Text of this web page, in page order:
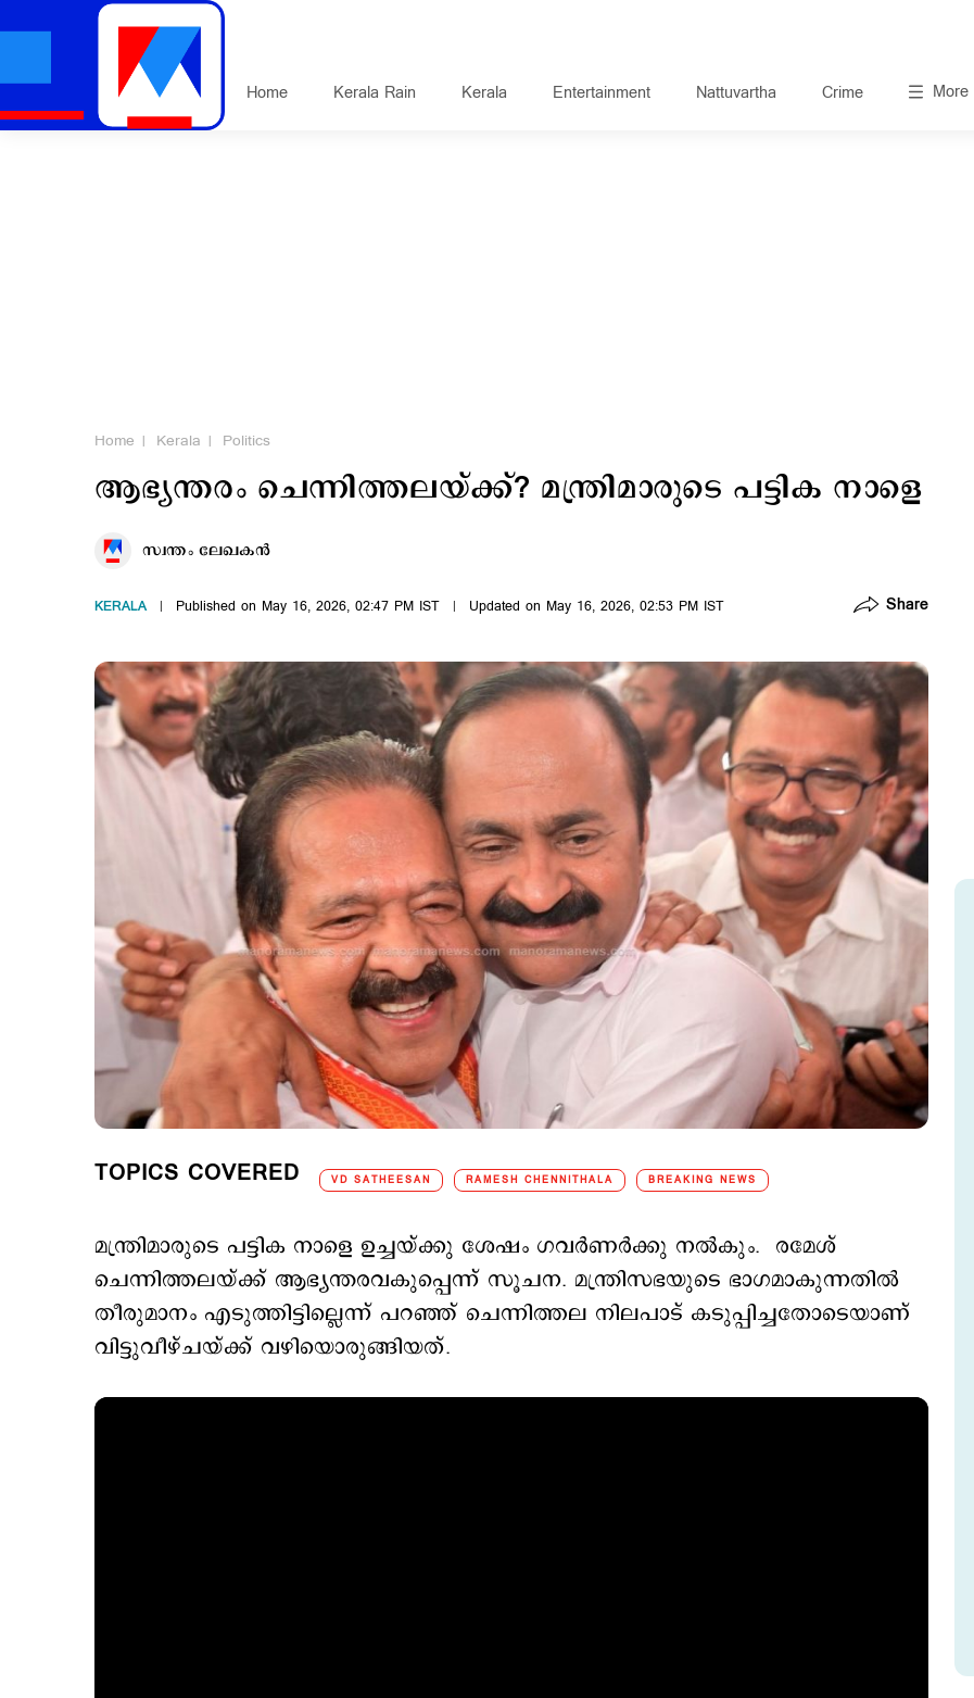
Home Kerala Rain Kerala Entertainment Nattuvartha Crime More
Home Kerala Politics
ആഭ്യന്തരം ചെന്നിത്തലയ്ക്ക്? മന്ത്രിമാരുടെ പട്ടിക നാളെ
സ്വന്തം ലേഖകൻ
KERALA Published on May 16, 2026, 02:47 PM IST Updated on May 16, 2026, 02:53 PM IST Share
TOPICS COVERED VD SATHEESAN RAMESH CHENNITHALA BREAKING NEWS
മന്ത്രിമാരുടെ പട്ടിക നാളെ ഉച്ചയ്ക്കു ശേഷം ഗവര്‍ണര്‍ക്കു നല്‍കും. രമേശ്
ചെന്നിത്തലയ്ക്ക് ആഭ്യന്തരവകുപ്പെന്ന് സൂചന. മന്ത്രിസഭയുടെ ഭാഗമാകുന്നതിൽ
തീരുമാനം എടുത്തിട്ടില്ലെന്ന് പറഞ്ഞ് ചെന്നിത്തല നിലപാട് കടുപ്പിച്ചതോടെയാണ്
വിട്ടുവീഴ്ചയ്ക്ക് വഴിയൊരുങ്ങിയത്.